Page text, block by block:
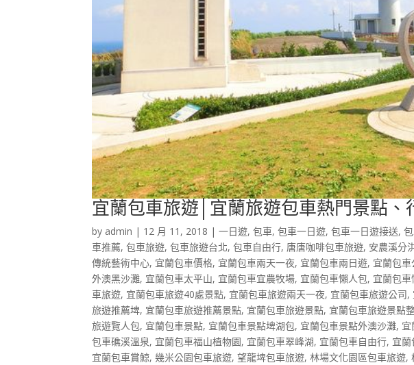
宜蘭包車旅遊│宜蘭旅遊包車熱門景點、
by admin | 12 月 11, 2018 |一日遊,包車,包車一日遊,包車一日遊接送,
車推薦,包車旅遊,包車旅遊台北,包車自由行, 唐唐咖啡包車旅遊, 安農溪分
傳統藝術中心, 宜蘭包車價格, 宜蘭包車兩天一夜, 宜蘭包車兩日遊, 宜蘭包車
外澳黑沙灘, 宜蘭包車太平山, 宜蘭包車宜農牧場, 宜蘭包車懶人包, 宜蘭包
車旅遊, 宜蘭包車旅遊40處景點, 宜蘭包車旅遊兩天一夜, 宜蘭包車旅遊公司,
旅遊推薦埤, 宜蘭包車旅遊推薦景點, 宜蘭包車旅遊景點, 宜蘭包車旅遊景點
旅遊覽人包, 宜蘭包車景點, 宜蘭包車景點埤湖包, 宜蘭包車景點外澳沙灘, 宜
包車礁溪溫泉, 宜蘭包車福山植物園, 宜蘭包車翠峰湖, 宜蘭包車自由行, 宜
宜蘭包車賞鯨,幾米公園包車旅遊,望龍埤包車旅遊,林場文化園區包車旅遊,